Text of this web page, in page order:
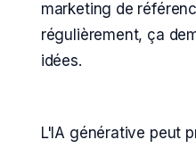
marketing de
régulièrement, ça
idées.
L'IA générative peut